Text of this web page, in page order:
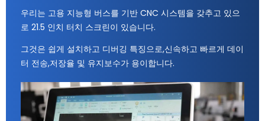
우리는 고용 지능형 버스를 기반 CNC 시스템을 갖추고 있으
로 21.5 인치 터치 스크린이 있습니다.
그것은 쉽게 설치하고 디버깅 특징으로,신속하고 빠르게 데이
터 전송,저장율 및 유지보수가 용이합니다.